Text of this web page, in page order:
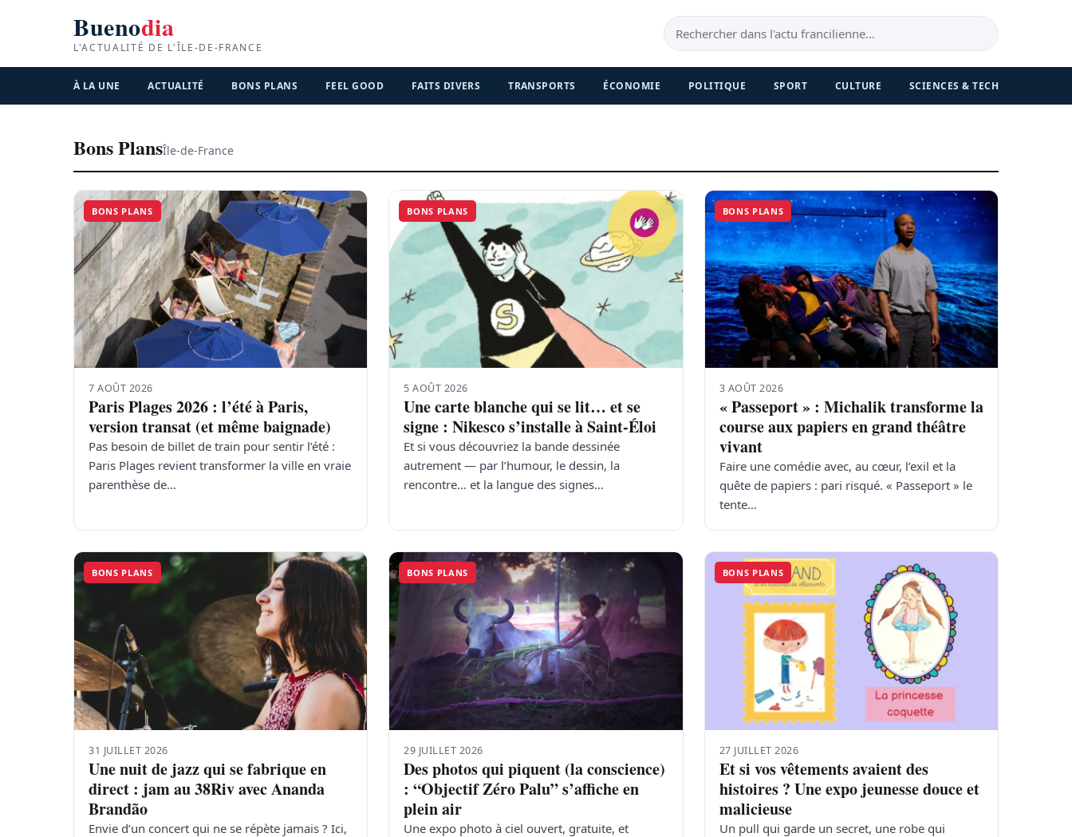
Buenodia
L'ACTUALITÉ DE L'ÎLE-DE-FRANCE
À LA UNE ACTUALITÉ BONS PLANS FEEL GOOD FAITS DIVERS TRANSPORTS ÉCONOMIE POLITIQUE SPORT CULTURE SCIENCES & TECH
Bons PlansÎle-de-France
BONS PLANS
7 AOÛT 2026
Paris Plages 2026 : l’été à Paris,
version transat (et même baignade)
Pas besoin de billet de train pour sentir l’été :
Paris Plages revient transformer la ville en vraie
parenthèse de…
BONS PLANS
5 AOÛT 2026
Une carte blanche qui se lit… et se
signe : Nikesco s’installe à Saint-Éloi
Et si vous découvriez la bande dessinée
autrement — par l’humour, le dessin, la
rencontre… et la langue des signes…
BONS PLANS
3 AOÛT 2026
« Passeport » : Michalik transforme la
course aux papiers en grand théâtre
vivant
Faire une comédie avec, au cœur, l’exil et la
quête de papiers : pari risqué. « Passeport » le
tente…
BONS PLANS
31 JUILLET 2026
Une nuit de jazz qui se fabrique en
direct : jam au 38Riv avec Ananda
Brandão
Envie d’un concert qui ne se répète jamais ? Ici,
BONS PLANS
29 JUILLET 2026
Des photos qui piquent (la conscience)
: “Objectif Zéro Palu” s’affiche en
plein air
Une expo photo à ciel ouvert, gratuite, et
BONS PLANS
27 JUILLET 2026
Et si vos vêtements avaient des
histoires ? Une expo jeunesse douce et
malicieuse
Un pull qui garde un secret, une robe qui